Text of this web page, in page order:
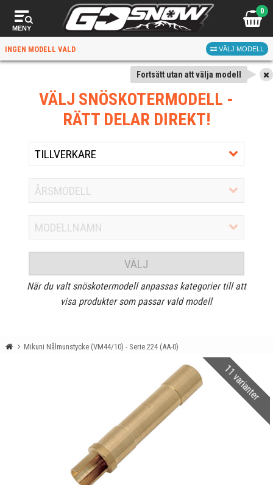
MENY
0
INGEN MODELL VALD VÄLJ MODELL
Fortsätt utan att välja modell
VÄLJ SNÖSKOTERMODELL -
RÄTT DELAR DIREKT!
VÄLJ
När du valt snöskotermodell anpassas kategorier till att
visa produkter som passar vald modell
Mikuni Nålmunstycke (VM44/10) - Serie 224 (AA-0)
11 varianter